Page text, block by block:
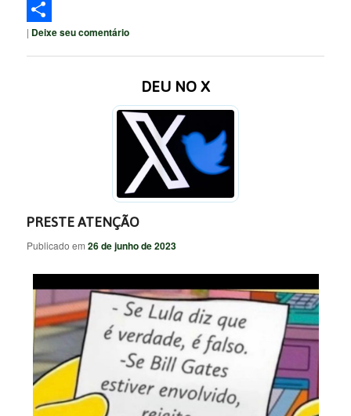
Telegram
Share
| Deixe seu comentário
DEU NO X
PRESTE ATENÇÃO
Publicado em26 de junho de 2023